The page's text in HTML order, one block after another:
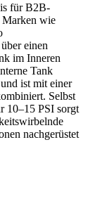
für B2B-
Marken wie
einen
im Inneren
Tank
ist mit einer
Selbst
10–15 PSI sorgt
nachgerüstet